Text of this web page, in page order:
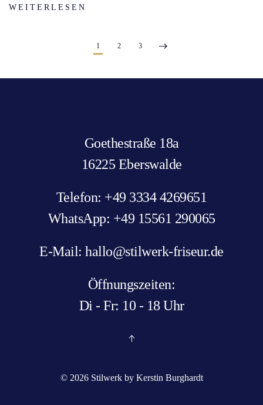
WEITERLESEN
1 2 3
Goethestraße 18a
16225 Eberswalde
Telefon: +49 3334 4269651
WhatsApp: +49 15561 290065
E-Mail: hallo@stilwerk-friseur.de
Öffnungszeiten:
Di - Fr: 10 - 18 Uhr
© 2026Stilwerk by Kerstin Burghardt